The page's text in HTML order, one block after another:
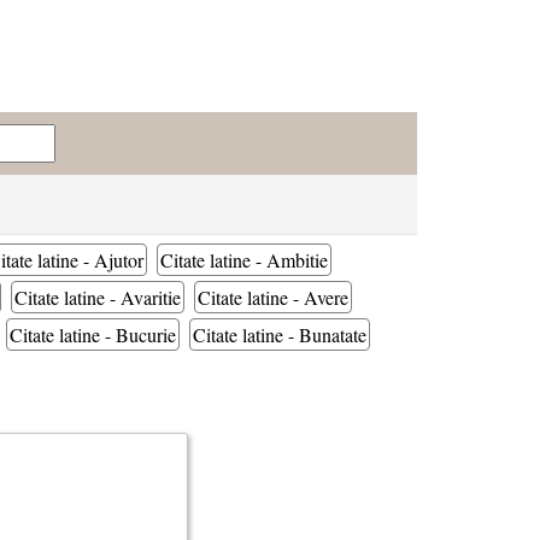
latine - Ajutor
Citate latine - Ambitie
Citate latine - Avaritie
Citate latine - Avere
Citate latine - Bucurie
Citate latine - Bunatate